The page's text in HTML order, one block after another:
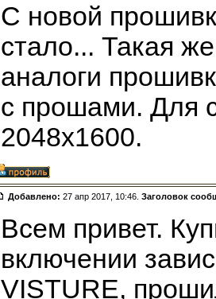
С новой
стало... Такая
аналоги
с прошами. Для
2048х1600.
Добавлено: 27 апр 2017, 10:46. Заголовок
Всем привет.
включении
VISTURE,